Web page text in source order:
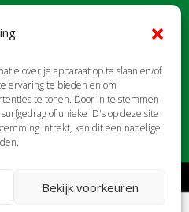
over je apparaat op te slaan en/of
ervaring te bieden en om
te tonen. Door in te stemmen
of unieke ID's op deze site
intrekt, kan dit een nadelige
Bekijk voorkeuren